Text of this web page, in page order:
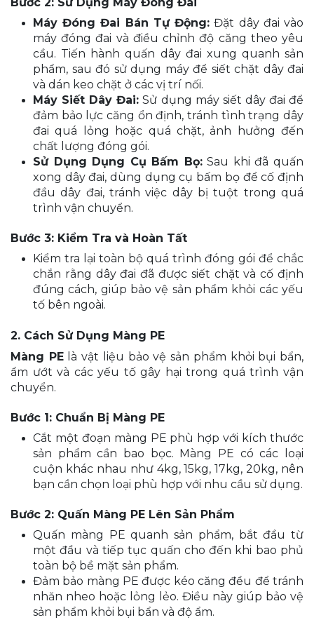
Máy Đóng Đai Bán Tự Động: Đặt dây đai vào
máy đóng đai và điều chỉnh độ căng theo yêu
cầu. Tiến hành quấn dây đai xung quanh sản
phẩm, sau đó sử dụng máy để siết chặt dây đai
và dán keo chặt ở các vị trí nối.
Máy Siết Dây Đai: Sử dụng máy siết dây đai để
đảm bảo lực căng ổn định, tránh tình trạng dây
đai quá lỏng hoặc quá chặt, ảnh hưởng đến
chất lượng đóng gói.
Sử Dụng Dụng Cụ Bấm Bọ:Sau khi đã quấn
xong dây đai, dùng dụng cụ bấm bọ để cố định
đầu dây đai, tránh việc dây bị tuột trong quá
trình vận chuyển.
Bước 3: Kiểm Tra và Hoàn Tất
Kiểm tra lại toàn bộ quá trình đóng gói để chắc
chắn rằng dây đai đã được siết chặt và cố định
đúng cách, giúp bảo vệ sản phẩm khỏi các yếu
tố bên ngoài.
2. Cách Sử Dụng Màng PE
Màng PElà vật liệu bảo vệ sản phẩm khỏi bụi bẩn,
ẩm ướt và các yếu tố gây hại trong quá trình vận
chuyển.
Bước 1: Chuẩn Bị Màng PE
Cắt một đoạn màng PE phù hợp với kích thước
sản phẩm cần bao bọc. Màng PE có các loại
cuộn khác nhau như 4kg, 15kg, 17kg, 20kg, nên
bạn cần chọn loại phù hợp với nhu cầu sử dụng.
Bước 2: Quấn Màng PE Lên Sản Phẩm
Quấn màng PE quanh sản phẩm, bắt đầu từ
một đầu và tiếp tục quấn cho đến khi bao phủ
toàn bộ bề mặt sản phẩm.
Đảm bảo màng PE được kéo căng đều để tránh
nhăn nheo hoặc lỏng lẻo. Điều này giúp bảo vệ
sản phẩm khỏi bụi bẩn và độ ẩm.